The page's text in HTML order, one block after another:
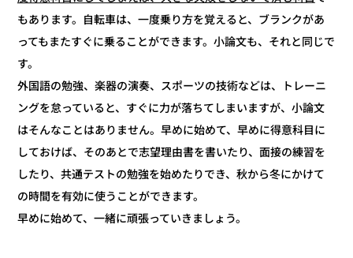
もあります。自転車は、一度乗り方を覚えると、ブランクがあ
ってもまたすぐに乗ることができます。小論文も、それと同じで
す。
外国語の勉強、楽器の演奏、スポーツの技術などは、トレーニ
ングを怠っていると、すぐに力が落ちてしまいますが、小論文
はそんなことはありません。早めに始めて、早めに得意科目に
しておけば、そのあとで志望理由書を書いたり、面接の練習を
したり、共通テストの勉強を始めたりでき、秋から冬にかけて
の時間を有効に使うことができます。
早めに始めて、一緒に頑張っていきましょう。